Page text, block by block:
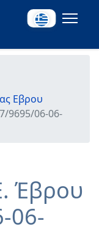
Εβρου
9695/06-06-
Έβρου
06-